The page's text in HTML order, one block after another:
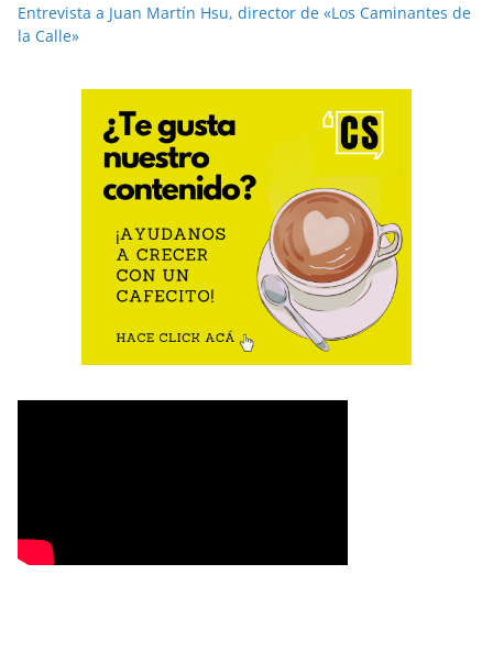
Entrevista a Juan Martín Hsu, director de «Los Caminantes de
la Calle»